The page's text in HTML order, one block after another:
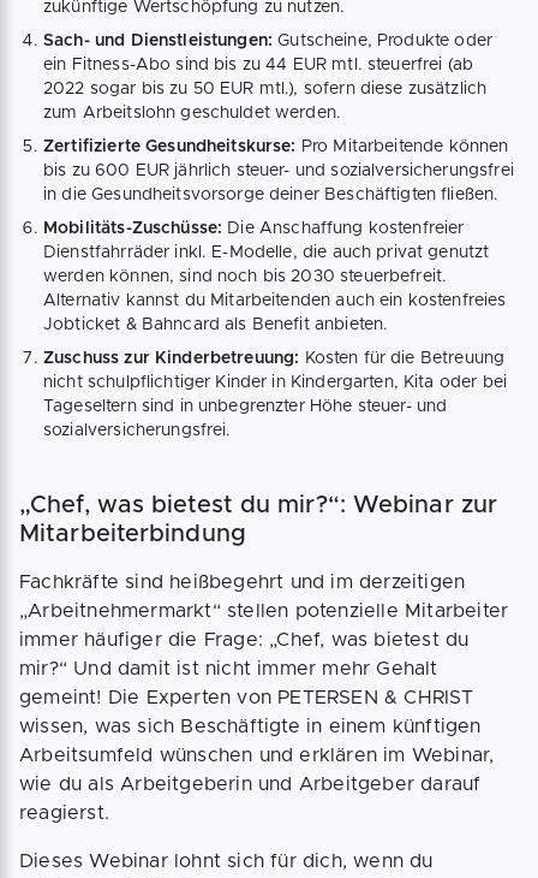
zukünftige Wertschöpfung zu nutzen.
Sach- und Dienstleistungen: Gutscheine, Produkte oder
ein Fitness-Abo sind bis zu 44 EUR mtl. steuerfrei (ab
2022 sogar bis zu 50 EUR mtl.), sofern diese zusätzlich
zum Arbeitslohn geschuldet werden.
Zertifizierte Gesundheitskurse: Pro Mitarbeitende können
bis zu 600 EUR jährlich steuer- und sozialversicherungsfrei
in die Gesundheitsvorsorge deiner Beschäftigten fließen.
Mobilitäts-Zuschüsse: Die Anschaffung kostenfreier
Dienstfahrräder inkl. E-Modelle, die auch privat genutzt
werden können, sind noch bis 2030 steuerbefreit.
Alternativ kannst du Mitarbeitenden auch ein kostenfreies
Jobticket & Bahncard als Benefit anbieten.
Zuschuss zur Kinderbetreuung: Kosten für die Betreuung
nicht schulpflichtiger Kinder in Kindergarten, Kita oder bei
Tageseltern sind in unbegrenzter Höhe steuer- und
sozialversicherungsfrei.
„Chef, was bietest du mir?“: Webinar zur
Mitarbeiterbindung
Fachkräfte sind heißbegehrt und im derzeitigen
„Arbeitnehmermarkt“ stellen potenzielle Mitarbeiter
immer häufiger die Frage: „Chef, was bietest du
mir?“ Und damit ist nicht immer mehr Gehalt
gemeint! Die Experten von PETERSEN & CHRIST
wissen, was sich Beschäftigte in einem künftigen
Arbeitsumfeld wünschen und erklären im Webinar,
wie du als Arbeitgeberin und Arbeitgeber darauf
reagierst.
Dieses Webinar lohnt sich für dich, wenn du